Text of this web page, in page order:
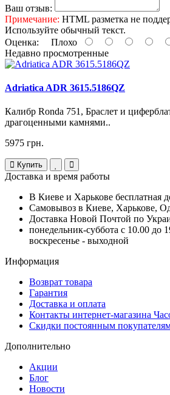
Ваш отзыв:
Примечание: HTML разметка не
Используйте обычный текст.
Оценка: Плохо
Недавно просмотренные
Adriatica ADR 3615.5186QZ
Калибр Ronda 751, Браслет и
драгоценными камнями..
5975 грн.
Купить
Доставка и время работы
В Киеве и Харькове бесплатная
Самовывоз в Киеве, Харькове,
Доставка Новой Почтой по
понедельник-суббота с 10.00 до
воскресенье - выходной
Информация
Возврат товара
Гарантия
Доставка и оплата
Контакты интернет-магазина
Скидки постоянным
Дополнительно
Акции
Блог
Новости